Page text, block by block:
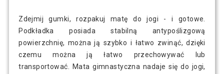
Mata do jogi fitness antypoślizgowa
190×100×0,6cm, żółta
105 zł
Zdejmij gumki, rozpakuj matę do jogi - i gotowe.
Podkładka posiada stabilną antypoślizgową
powierzchnię, można ją szybko i łatwo zwinąć, dzięki
czemu można ją łatwo przechowywać lub
transportować. Mata gimnastyczna nadaje się do jogi,